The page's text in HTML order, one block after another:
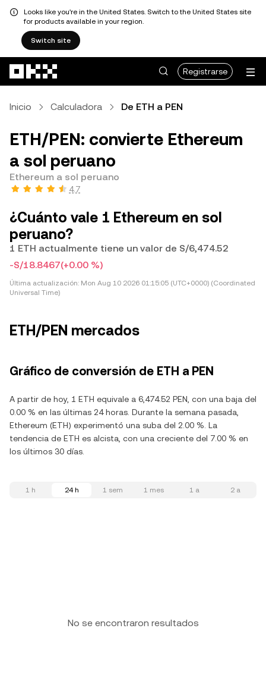
Looks like you're in the United States. Switch to the United States site
for products available in your region.
Switch site
Registrarse
Inicio Calculadora De ETH a PEN
ETH/PEN: convierte Ethereum
a sol peruano
Ethereum a sol peruano
4.7
¿Cuánto vale 1 Ethereum en sol
peruano?
1 ETH actualmente tiene un valor de S/6,474.52
-S/18.8467(+0.00 %)
Última actualización: Mon Aug 10 2026 01:15:05 (UTC+0000) (Coordinated
Universal Time)
ETH/PEN mercados
Gráfico de conversión de ETH a PEN
A partir de hoy, 1 ETH equivale a 6,474.52 PEN, con una baja del
0.00 % en las últimas 24 horas. Durante la semana pasada,
Ethereum (ETH) experimentó una suba del 2.00 %. La
tendencia de ETH es alcista, con una creciente del 7.00 % en
los últimos 30 días.
1 h 24 h 1 sem 1 mes 1 a 2 a
No se encontraron resultados